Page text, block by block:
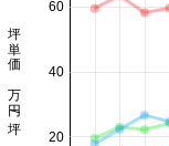
20
40
60
坪単価 万円/坪